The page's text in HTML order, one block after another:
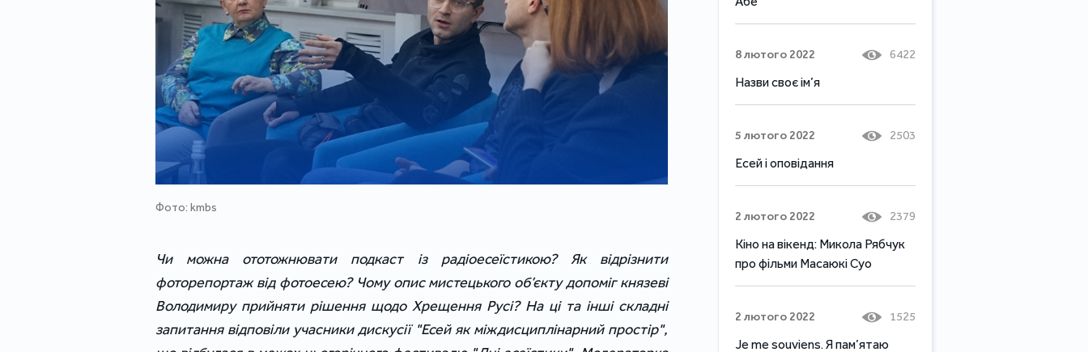
Фото: kmbs
Чи можна ототожнювати подкаст із радіоесеїстикою? Як відрізнити
фоторепортаж від фотоесею? Чому опис мистецького об’єкту допоміг князеві
Володимиру прийняти рішення щодо Хрещення Русі? На ці та інші складні
запитання відповіли учасники дискусії "Есей як міждисциплінарний простір",
8 лютого 2022 6422
Назви своє ім’я
5 лютого 2022 2503
Есей і оповідання
2 лютого 2022 2379
Кіно на вікенд: Микола Рябчук
про фільми Масаюкі Суо
2 лютого 2022 1525
Je me souviens. Я пам’ятаю